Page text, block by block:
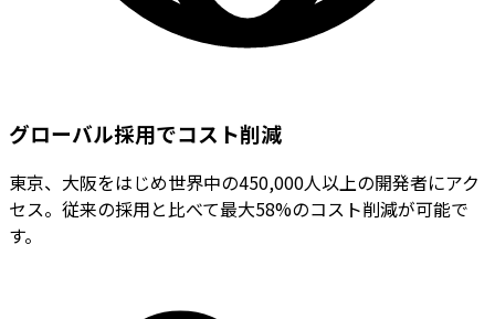
グローバル採用でコスト削減
東京、大阪をはじめ世界中の450,000人以上の開発者にアク
セス。従来の採用と比べて最大58%のコスト削減が可能で
す。